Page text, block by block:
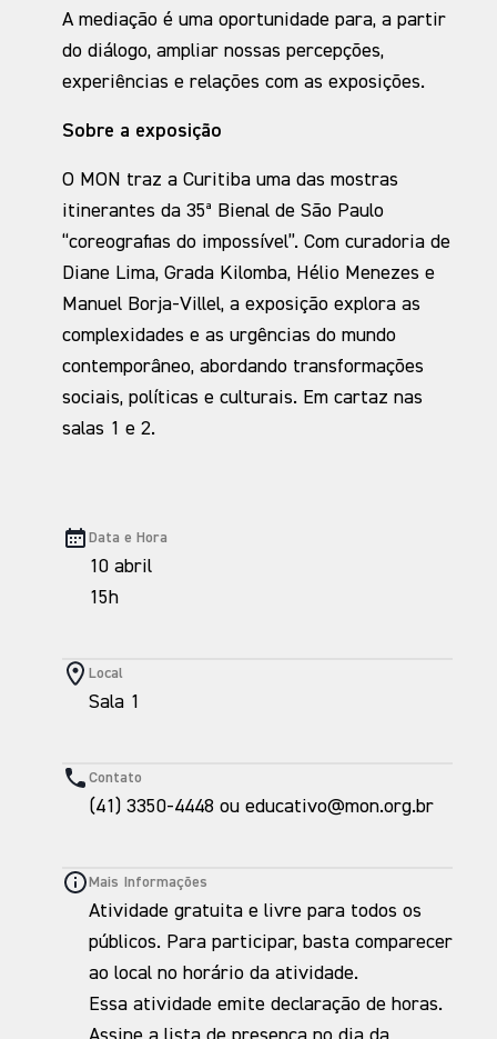
A mediação é uma oportunidade para, a partir
do diálogo, ampliar nossas percepções,
experiências e relações com as exposições.
Sobre a exposição
O MON traz a Curitiba uma das mostras
itinerantes da 35ª Bienal de São Paulo
“coreografias do impossível”. Com curadoria de
Diane Lima, Grada Kilomba, Hélio Menezes e
Manuel Borja-Villel, a exposição explora as
complexidades e as urgências do mundo
contemporâneo, abordando transformações
sociais, políticas e culturais. Em cartaz nas
salas 1 e 2.
Data e Hora
10 abril
15h
Local
Sala 1
Contato
(41) 3350-4448 ou educativo@mon.org.br
Mais Informações
Atividade gratuita e livre para todos os
públicos. Para participar, basta comparecer
ao local no horário da atividade.
Essa atividade emite declaração de horas.